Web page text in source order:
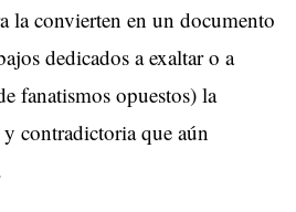
la convierten en un documento
dedicados a exaltar o a
fanatismos opuestos) la
contradictoria que aún